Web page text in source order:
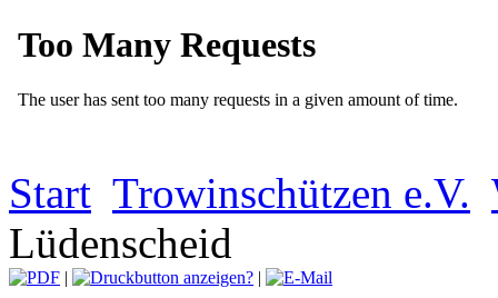
Start Trowinschützen e.V.
Lüdenscheid
| |